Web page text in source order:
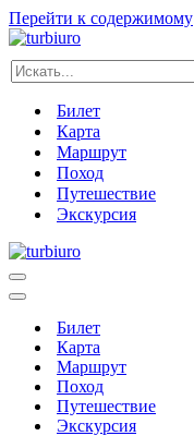
Перейти к содержимому
Искать...
Билет
Карта
Маршрут
Поход
Путешествие
Экскурсия
Меню
навигации
Меню
навигацииБилет
Карта
Маршрут
Поход
Путешествие
Экскурсия